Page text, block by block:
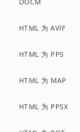
HTML 为 AVIF
HTML 为 PPS
HTML 为 MAP
HTML 为 PPSX